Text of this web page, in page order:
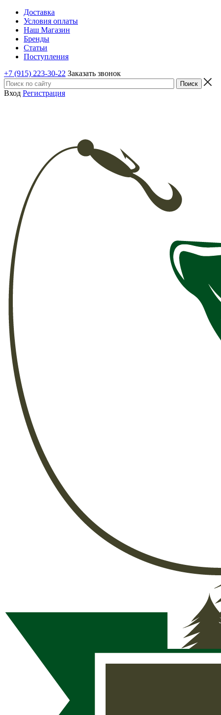
Доставка
Условия оплаты
Наш Магазин
Бренды
Статьи
Поступления
+7 (915) 223-30-22 Заказать звонок
Вход Регистрация